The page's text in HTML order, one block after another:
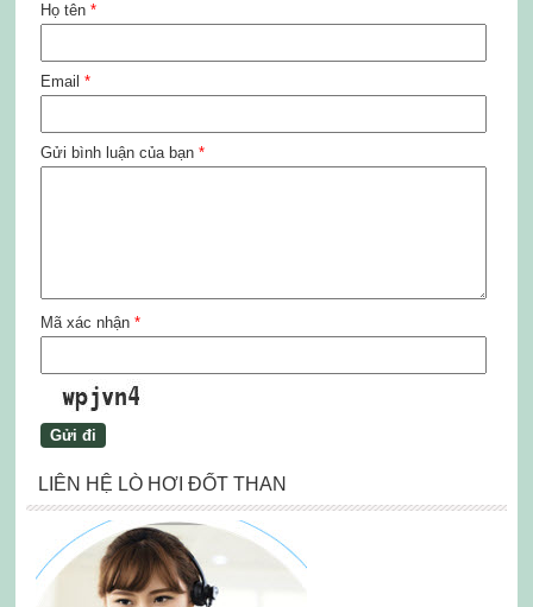
Họ tên *
Email *
Gửi bình luận của bạn *
Mã xác nhận *
LIÊN HỆ LÒ HƠI ĐỐT THAN